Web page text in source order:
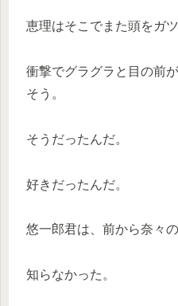
恵理はそこでまた頭をガ
衝撃でグラグラと目の前
そう。
そうだったんだ。
好きだったんだ。
悠一郎君は、前から奈々
知らなかった。